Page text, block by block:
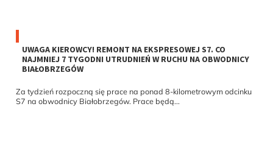
UWAGA KIEROWCY! REMONT NA EKSPRESOWEJ S7. CO
NAJMNIEJ 7 TYGODNI UTRUDNIEŃ W RUCHU NA OBWODNICY
BIAŁOBRZEGÓW
Za tydzień rozpoczną się prace na ponad 8-kilometrowym odcinku
S7 na obwodnicy Białobrzegów. Prace będą...